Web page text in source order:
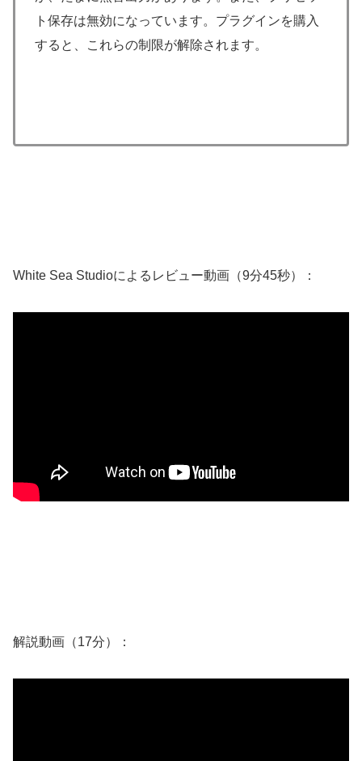
ト保存は無効になっています。プラグインを購入
すると、これらの制限が解除されます。
White Sea Studioによるレビュー動画（9分45秒）：
解説動画（17分）：